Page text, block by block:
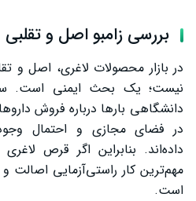
بررسی زامبو اصل و تقلبی
در بازار محصولات لاغری، اصل
نیست؛ یک بحث ایمنی است.
دانشگاهی بارها درباره فروش
در فضای مجازی و احتمال
داده‌اند. بنابراین اگر قرص
مهم‌ترین کار راستی‌آزمایی اصالت
است.